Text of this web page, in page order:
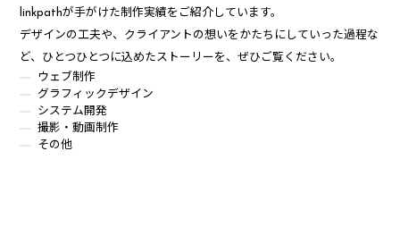
linkpathが手がけた制作実績をご紹介しています。
デザインの工夫や、クライアントの想いをかたちにしていった過程な
ど、ひとつひとつに込めたストーリーを、ぜひご覧ください。
ウェブ制作
グラフィックデザイン
システム開発
撮影・動画制作
その他